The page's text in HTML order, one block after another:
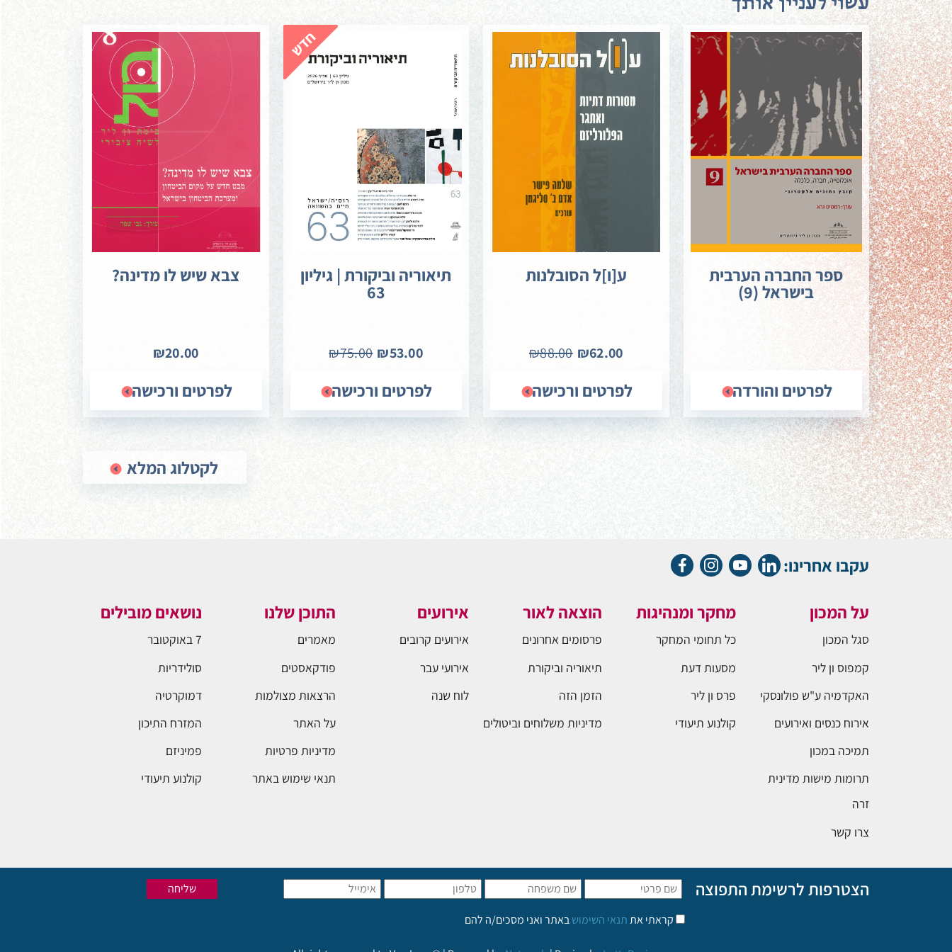
עשוי לעניין אותך
ספר החברה הערבית
בישראל (9)
לפרטים והורדה
ע[ו]ל הסובלנות
₪62.00
₪88.00
לפרטים ורכישה
תיאוריה וביקורת | גיליון
63
₪53.00
₪75.00
לפרטים ורכישה
צבא שיש לו מדינה?
₪20.00
לפרטים ורכישה
לקטלוג המלא
עקבו אחרינו:
על המכון
סגל המכון
קמפוס ון ליר
האקדמיה ע"ש פולונסקי
אירוח כנסים ואירועים
תמיכה במכון
תרומות מישות מדינית
זרה
צרו קשר
מחקר ומנהיגות
כל תחומי המחקר
מסעות דעת
פרס ון ליר
קולנוע תיעודי
הוצאה לאור
פרסומים אחרונים
תיאוריה וביקורת
הזמן הזה
מדיניות משלוחים וביטולים
אירועים
אירועים קרובים
אירועי עבר
לוח שנה
התוכן שלנו
מאמרים
פודקאסטים
הרצאות מצולמות
על האתר
מדיניות פרטיות
תנאי שימוש באתר
נושאים מובילים
7 באוקטובר
סולידריות
דמוקרטיה
המזרח התיכון
פמיניזם
קולנוע תיעודי
הצטרפות לרשימת התפוצה
קראתי אתתנאי השימושבאתר ואני מסכים/ה להם